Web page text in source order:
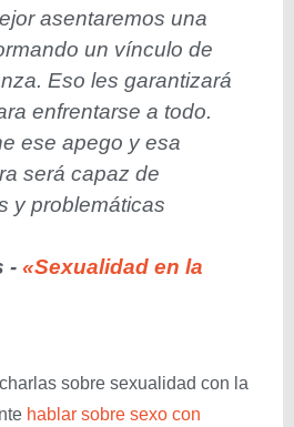
asentaremos una
un vínculo de
Eso les garantizará
enfrentarse a todo.
ese apego y esa
será capaz de
y problemáticas
- «Sexualidad en la
sobre sexualidad con la
hablar sobre sexo con